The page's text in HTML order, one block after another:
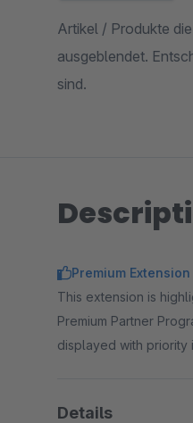
Artikel / Produkte
ausgeblendet.
sind.
Premium Extension
This extension is
Premium Partner
displayed with priority
Details